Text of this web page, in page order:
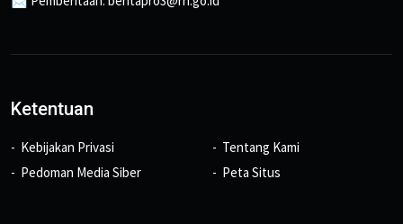
Ketentuan
Kebijakan Privasi
Pedoman Media Siber
Tentang Kami
Peta Situs